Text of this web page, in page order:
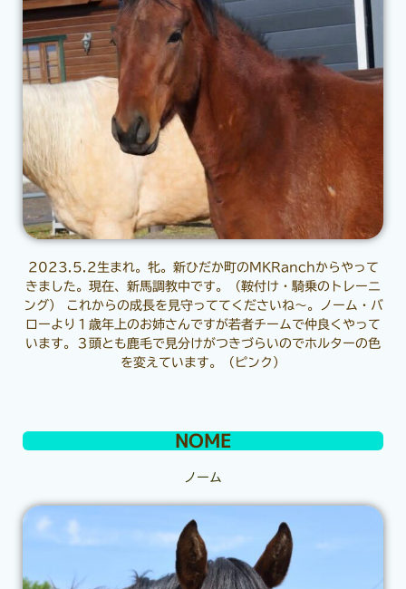
2023.5.2生まれ。牝。新ひだか町のMKRanchからやって
きました。現在、新馬調教中です。（鞍付け・騎乗のトレーニ
ング） これからの成長を見守っててくださいね～。ノーム・バ
ローより１歳年上のお姉さんですが若者チームで仲良くやって
います。３頭とも鹿毛で見分けがつきづらいのでホルターの色
を変えています。（ピンク）
NOME
ノーム